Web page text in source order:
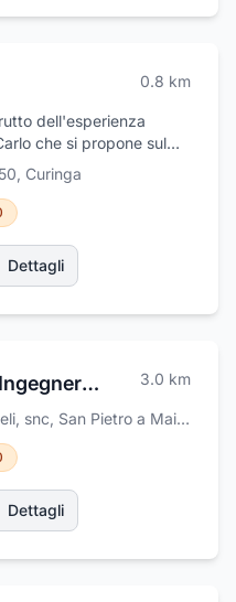
0.8 km
dell'esperienza
che si propone sul
con soluzioni di
noi di Kosmos le persone
e questa filosofia
del nostro lavoro.
nostri sforzi la
e ascoltiamo
anni di esperienza nel
per rimanere
le ultime tendenze del
, Curinga
Dettagli
Studio tecnico Ingegnere Danilo Serratore 3.0 km
snc, San Pietro a Maida
Dettagli